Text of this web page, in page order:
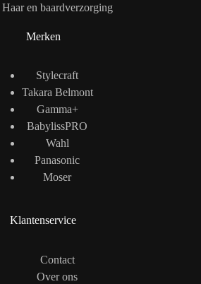
Haar en baardverzorging
Merken
Stylecraft
Takara Belmont
Gamma+
BabylissPRO
Wahl
Panasonic
Moser
Klantenservice
Contact
Over ons